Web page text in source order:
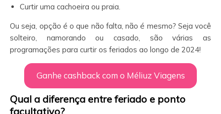
Curtir uma cachoeira ou praia.
Ou seja, opção é o que não falta, não é mesmo? Seja você
solteiro, namorando ou casado, são várias as
programações para curtir os feriados ao longo de 2024!
Ganhe cashback com o Méliuz Viagens
Qual a diferença entre feriado e ponto
facultativo?